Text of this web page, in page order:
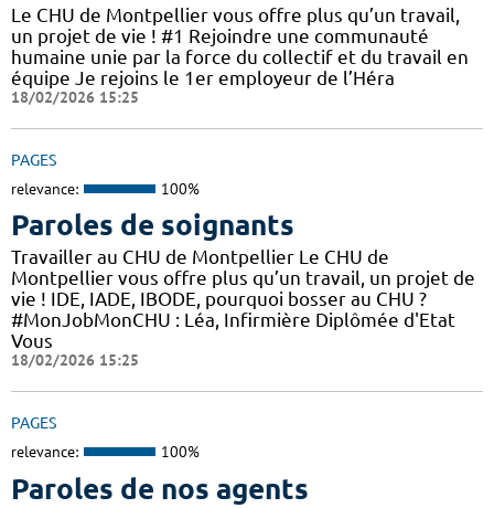
Le CHU de Montpellier vous offre plus qu’un travail,
un projet de vie ! #1 Rejoindre une communauté
humaine unie par la force du collectif et du travail en
équipe Je rejoins le 1er employeur de l’Héra
18/02/2026 15:25
PAGES
relevance: 100%
Paroles de soignants
Travailler au CHU de Montpellier Le CHU de
Montpellier vous offre plus qu’un travail, un projet de
vie ! IDE, IADE, IBODE, pourquoi bosser au CHU ?
#MonJobMonCHU : Léa, Infirmière Diplômée d'Etat
Vous
18/02/2026 15:25
PAGES
relevance: 100%
Paroles de nos agents